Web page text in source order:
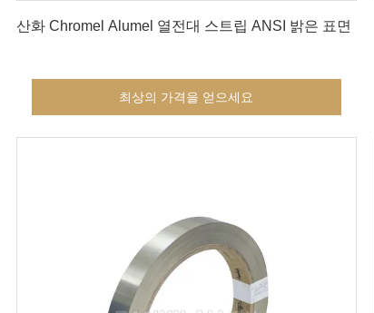
산화 Chromel Alumel 열전대 스트립 ANSI 밝은 표면
최상의 가격을 얻으세요